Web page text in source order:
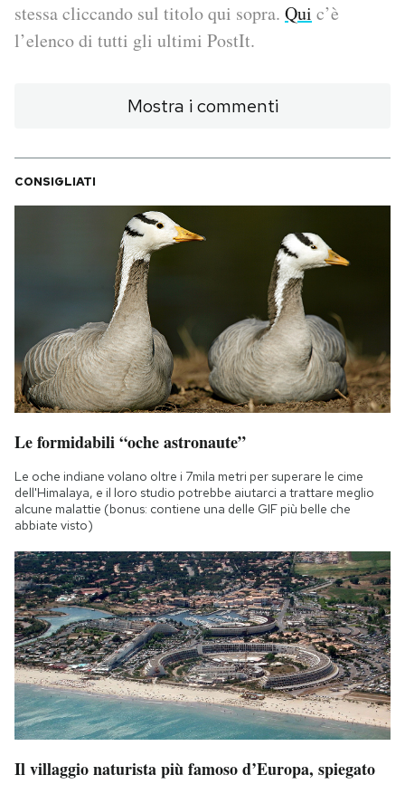
PODCAST
NEWSLETTER
I MIEI PREFERITI
CALENDARIO
AREA PERSONALE
Area Personale
Newsletter
Regala il Post
Hai bisogno di aiuto?
Esci
stessa cliccando sul titolo qui sopra. Qui c’è
l’elenco di tutti gli ultimi PostIt.
Mostra i commenti
CONSIGLIATI
Le formidabili “oche astronaute”
Le oche indiane volano oltre i 7mila metri per superare le cime
dell'Himalaya, e il loro studio potrebbe aiutarci a trattare meglio
alcune malattie (bonus: contiene una delle GIF più belle che
abbiate visto)
Il villaggio naturista più famoso d’Europa, spiegato